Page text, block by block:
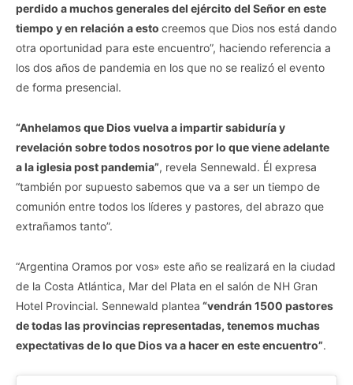
perdido a muchos generales del ejército del Señor en este
tiempo y en relación a esto creemos que Dios nos está dando
otra oportunidad para este encuentro”, haciendo referencia a
los dos años de pandemia en los que no se realizó el evento
de forma presencial.
“Anhelamos que Dios vuelva a impartir sabiduría y
revelación sobre todos nosotros por lo que viene adelante
a la iglesia post pandemia”, revela Sennewald. Él expresa
“también por supuesto sabemos que va a ser un tiempo de
comunión entre todos los líderes y pastores, del abrazo que
extrañamos tanto”.
“Argentina Oramos por vos» este año se realizará en la ciudad
de la Costa Atlántica, Mar del Plata en el salón de NH Gran
Hotel Provincial. Sennewald plantea “vendrán 1500 pastores
de todas las provincias representadas, tenemos muchas
expectativas de lo que Dios va a hacer en este encuentro”.